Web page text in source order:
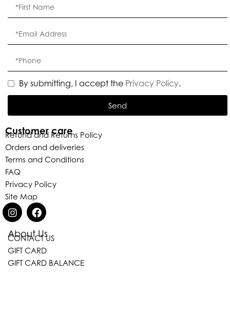
About Us
CONTACT US
GIFT CARD
GIFT CARD BALANCE
Customer care
Refund and Returns Policy
Orders and deliveries
Terms and Conditions
FAQ
Privacy Policy
Site Map
By submitting, I accept the Privacy Policy.
Send
Eleganza Israel